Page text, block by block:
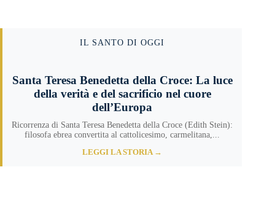
IL SANTO DI OGGI
Santa Teresa Benedetta della Croce: La luce
della verità e del sacrificio nel cuore
dell’Europa
Ricorrenza di Santa Teresa Benedetta della Croce (Edith Stein):
filosofa ebrea convertita al cattolicesimo, carmelitana,...
LEGGI LA STORIA →